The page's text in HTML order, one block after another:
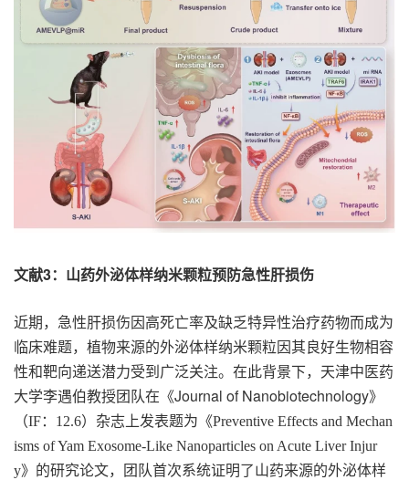
文献3：山药外泌体样纳米颗粒预防急性肝损伤
近期，急性肝损伤因高死亡率及缺乏特异性治疗药物而成为
临床难题，植物来源的外泌体样纳米颗粒因其良好生物相容
性和靶向递送潜力受到广泛关注。在此背景下，天津中医药
大学李遇伯教授团队在《Journal of Nanobiotechnology》
（IF： 12.6）杂志上发表题为《Preventive Effects and Mechan
isms of Yam Exosome-Like Nanoparticles on Acute Liver Injur
y》的研究论文，
团队首次系统证明了山药来源的外泌体样